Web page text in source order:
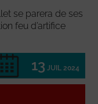
se parera de ses
feu d’artifice
13 JUIL 2024